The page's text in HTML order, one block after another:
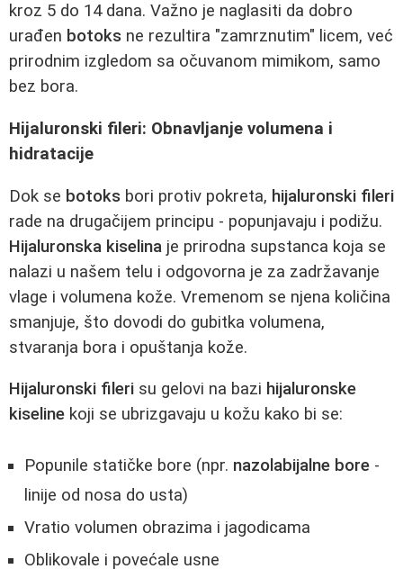
kroz 5 do 14 dana. Važno je naglasiti da dobro
urađen botoks ne rezultira "zamrznutim" licem, već
prirodnim izgledom sa očuvanom mimikom, samo
bez bora.
Hijaluronski fileri: Obnavljanje volumena i
hidratacije
Dok se botoks bori protiv pokreta, hijaluronski fileri
rade na drugačijem principu - popunjavaju i podižu.
Hijaluronska kiselina je prirodna supstanca koja se
nalazi u našem telu i odgovorna je za zadržavanje
vlage i volumena kože. Vremenom se njena količina
smanjuje, što dovodi do gubitka volumena,
stvaranja bora i opuštanja kože.
Hijaluronski fileri su gelovi na bazi hijaluronske
kiseline koji se ubrizgavaju u kožu kako bi se:
Popunile statičke bore (npr. nazolabijalne bore -
linije od nosa do usta)
Vratio volumen obrazima i jagodicama
Oblikovale i povećale usne